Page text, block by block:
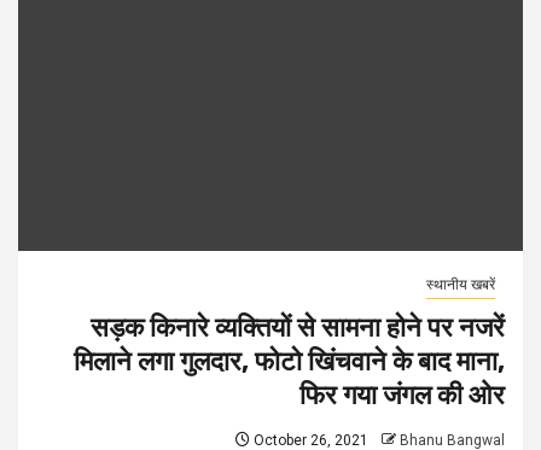
स्थानीय खबरें
सड़क किनारे व्यक्तियों से सामना होने पर नजरें
मिलाने लगा गुलदार, फोटो खिंचवाने के बाद माना,
फिर गया जंगल की ओर
October 26, 2021 Bhanu Bangwal